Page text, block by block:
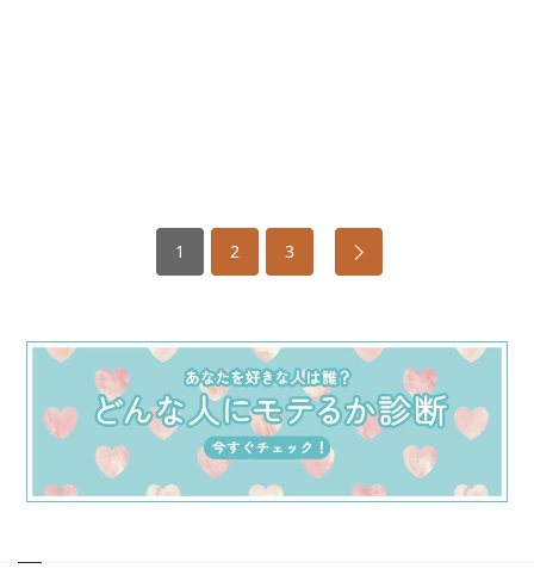
1 2 3